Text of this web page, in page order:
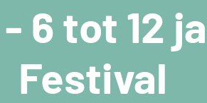
6 tot 12
Festival